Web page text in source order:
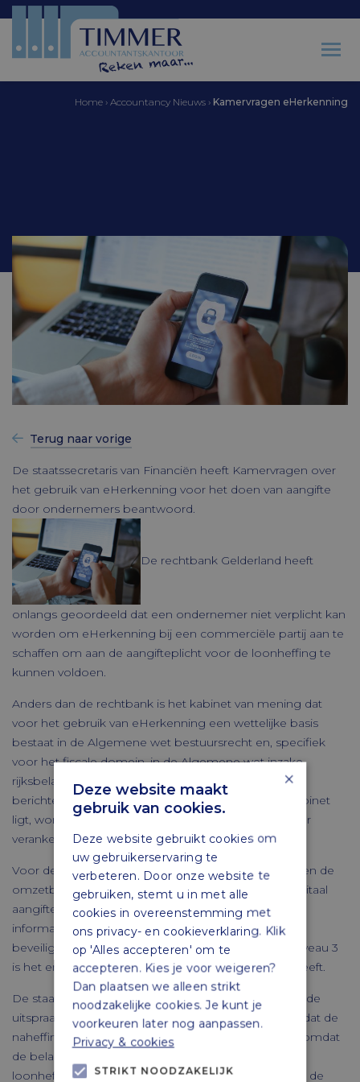
Home › Accountancy Nieuws › Kamervragen eHerkenning
Terug naar vorige
De staatssecretaris van Financiën heeft Kamervragen over
het gebruik van eHerkenning voor het doen van aangifte
door ondernemers beantwoord.
De rechtbank Gelderland heeft
onlangs geoordeeld dat een ondernemer niet verplicht kan
worden om eHerkenning bij een commerciële partij aan te
schaffen om aan de aangifteplicht voor de loonheffing te
kunnen voldoen.
Anders dan de rechtbank is het kabinet van mening dat
voor het gebruik van eHerkenning een wettelijke basis
bestaat in de Algemene wet bestuursrecht en, specifiek
voor het fiscale domein, in de Algemene wet inzake
rijksbelastingen en de Regeling elektronisch
berichtenverkeer Belastingdienst. Als het aan het kabinet
ligt, wordt de wettelijke basis van eHerkenning verder
verankerd in de wet Digitale Overheid.
Voor de vennootschapsbelasting, de loonbelasting en de
omzetbelasting is het al enige jaren verplicht om digitaal
aangifte te doen. Het inlogmiddel voor deze
informatiesystemen moet voldoen aan het
beveiligingsniveau ‘substantieel’. eHerkenning op niveau 3
is het enige inlogmiddel dat dit beveiligingsniveau heeft.
De staatssecretaris gaat niet in hoger beroep tegen de
uitspraak van de rechtbank Gelderland. Het oordeel dat de
naheffingsaanslag ten onrechte is opgelegd, is juist omdat
de belanghebbende in het betreffende tijdvak geen
loonheffing verschuldigd was. De overwegingen van de
×
Deze website maakt
gebruik van cookies.
Deze website gebruikt cookies om
uw gebruikerservaring te
verbeteren. Door onze website te
gebruiken, stemt u in met alle
cookies in overeenstemming met
ons privacy- en cookieverklaring. Klik
op 'Alles accepteren' om te
accepteren. Kies je voor weigeren?
Dan plaatsen we alleen strikt
noodzakelijke cookies. Je kunt je
voorkeuren later nog aanpassen.
Privacy & cookies
STRIKT NOODZAKELIJK